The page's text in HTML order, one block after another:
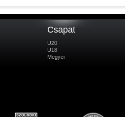
Csapat
U20
U18
Megyei